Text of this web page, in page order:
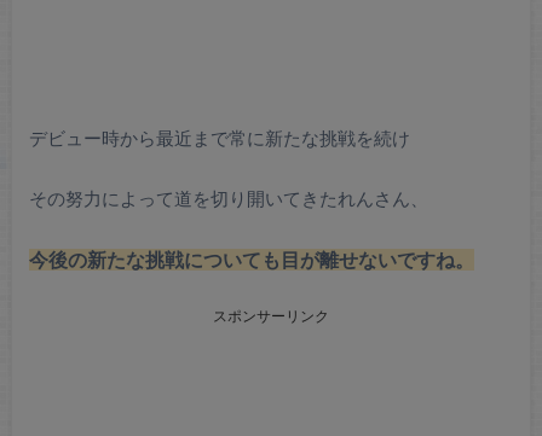
デビュー時から最近まで常に新たな挑戦を続け
その努力によって道を切り開いてきたれんさん、
今後の新たな挑戦についても目が離せないですね。
スポンサーリンク